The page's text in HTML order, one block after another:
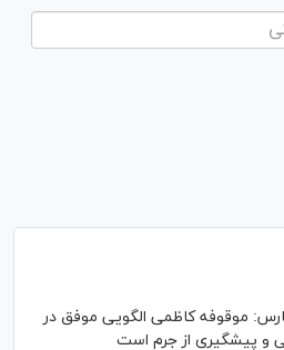
موقوفه کاظمی الگویی موفق در
و پیشگیری از جرم است